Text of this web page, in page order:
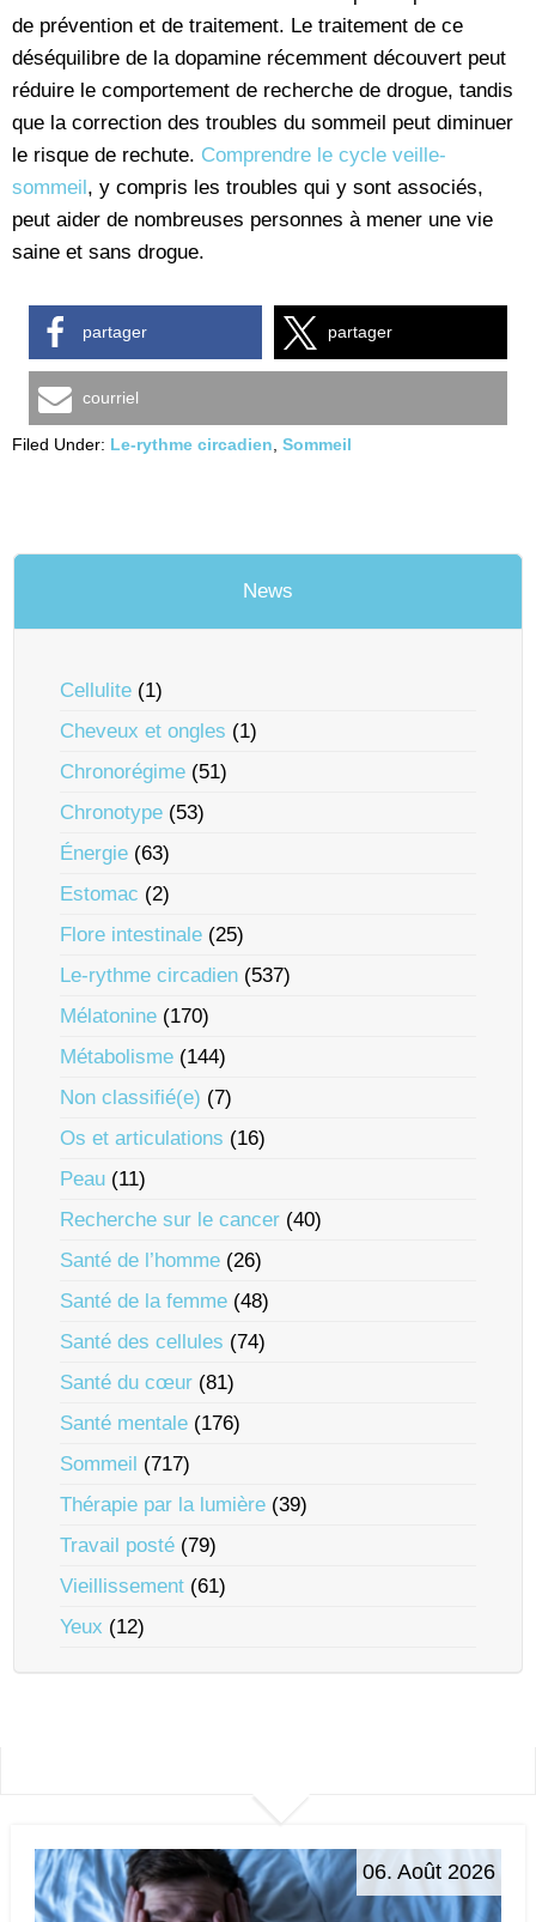
de prévention et de traitement. Le traitement de ce
déséquilibre de la dopamine récemment découvert peut
réduire le comportement de recherche de drogue, tandis
que la correction des troubles du sommeil peut diminuer
le risque de rechute. Comprendre le cycle veille-
sommeil, y compris les troubles qui y sont associés,
peut aider de nombreuses personnes à mener une vie
saine et sans drogue.
partager partager
courriel
Filed Under: Le-rythme circadien Sommeil
News
Cellulite (1)
Cheveux et ongles (1)
Chronorégime (51)
Chronotype (53)
Énergie (63)
Estomac (2)
Flore intestinale (25)
Le-rythme circadien (537)
Mélatonine (170)
Métabolisme (144)
Non classifié(e) (7)
Os et articulations (16)
Peau (11)
Recherche sur le cancer (40)
Santé de l’homme (26)
Santé de la femme (48)
Santé des cellules (74)
Santé du cœur (81)
Santé mentale (176)
Sommeil (717)
Thérapie par la lumière (39)
Travail posté (79)
Vieillissement (61)
Yeux (12)
06. Août 2026